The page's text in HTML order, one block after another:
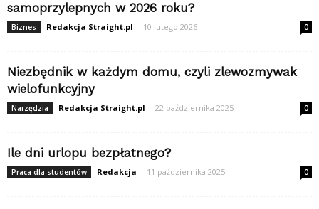
samoprzylepnych w 2026 roku?
Biznes Redakcja Straight.pl - 10 lutego 2026 0
Niezbędnik w każdym domu, czyli zlewozmywak
wielofunkcyjny
Narzędzia Redakcja Straight.pl - 22 października 2025 0
Ile dni urlopu bezpłatnego?
Praca dla studentów Redakcja - 11 października 2025 0